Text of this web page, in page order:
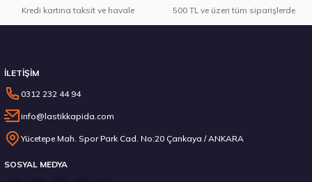
7.157,15 ₺
Kredi kartına taksit ve havale
500 TL ve üzeri tüm siparişlerde
İLETİŞİM
0312 232 44 94
info@lastikkapida.com
Yücetepe Mah. Spor Park Cad. No:20 Çankaya / ANKARA
SOSYAL MEDYA